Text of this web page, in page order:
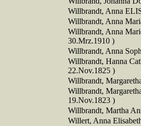
Willbrandt, Anna
Willbrandt, Anna
Willbrandt, Anna
30.Mrz.1910 )
Willbrandt, Anna
Willbrandt, Hanna
22.Nov.1825 )
Willbrandt,
Willbrandt,
19.Nov.1823 )
Willbrandt, Martha
Willert, Anna